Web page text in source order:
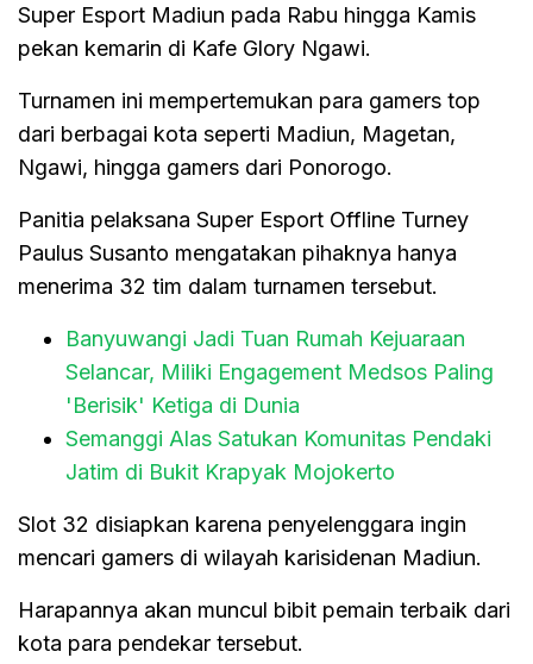
Super Esport Madiun pada Rabu hingga Kamis
pekan kemarin di Kafe Glory Ngawi.
Turnamen ini mempertemukan para gamers top
dari berbagai kota seperti Madiun, Magetan,
Ngawi, hingga gamers dari Ponorogo.
Panitia pelaksana Super Esport Offline Turney
Paulus Susanto mengatakan pihaknya hanya
menerima 32 tim dalam turnamen tersebut.
Banyuwangi Jadi Tuan Rumah Kejuaraan
Selancar, Miliki Engagement Medsos Paling
'Berisik' Ketiga di Dunia
Semanggi Alas Satukan Komunitas Pendaki
Jatim di Bukit Krapyak Mojokerto
Slot 32 disiapkan karena penyelenggara ingin
mencari gamers di wilayah karisidenan Madiun.
Harapannya akan muncul bibit pemain terbaik dari
kota para pendekar tersebut.